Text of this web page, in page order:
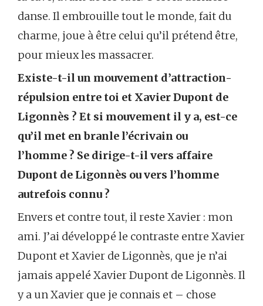
danse. Il embrouille tout le monde, fait du
charme, joue à être celui qu’il prétend être,
pour mieux les massacrer.
Existe-t-il un mouvement d’attraction-
répulsion entre toi et Xavier Dupont de
Ligonnès ? Et si mouvement il y a, est-ce
qu’il met en branle l’écrivain ou
l’homme ? Se dirige-t-il vers affaire
Dupont de Ligonnès ou vers l’homme
autrefois connu ?
Envers et contre tout, il reste Xavier : mon
ami. J’ai développé le contraste entre Xavier
Dupont et Xavier de Ligonnès, que je n’ai
jamais appelé Xavier Dupont de Ligonnès. Il
y a un Xavier que je connais et – chose